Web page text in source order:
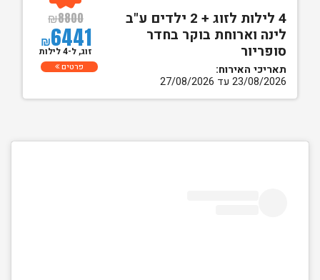
4 לילות לזוג + 2 ילדים ע"ב
לינה וארוחת בוקר בחדר
סופריור
תאריכי האירוח:
23/08/2026 עד 27/08/2026
₪8800
₪6441
זוג, ל-4 לילות
פרטים